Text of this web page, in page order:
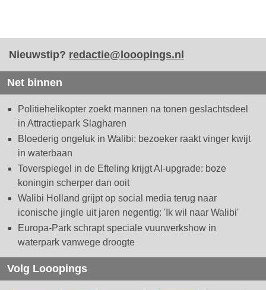
Nieuwstip? redactie@looopings.nl
Net binnen
Politiehelikopter zoekt mannen na tonen geslachtsdeel
in Attractiepark Slagharen
Bloederig ongeluk in Walibi: bezoeker raakt vinger kwijt
in waterbaan
Toverspiegel in de Efteling krijgt AI-upgrade: boze
koningin scherper dan ooit
Walibi Holland grijpt op social media terug naar
iconische jingle uit jaren negentig: 'Ik wil naar Walibi'
Europa-Park schrapt speciale vuurwerkshow in
waterpark vanwege droogte
Volg Looopings